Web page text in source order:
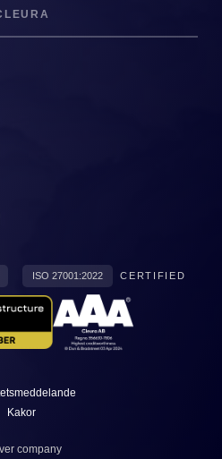
ISO 27001:2022 CERTIFIED
Kakor
company